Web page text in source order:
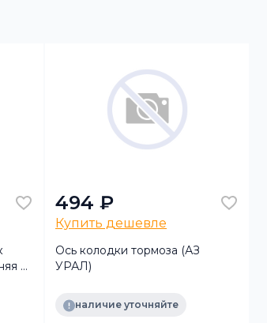
н/
494 ₽
Купить дешевле
Ось колодки тормоза (АЗ
УРАЛ)
наличие уточняйте